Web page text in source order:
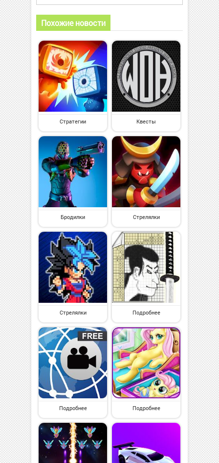
Похожие новости
Стратегии Квесты
Бродилки Стрелялки
Стрелялки Подробнее
Подробнее Подробнее